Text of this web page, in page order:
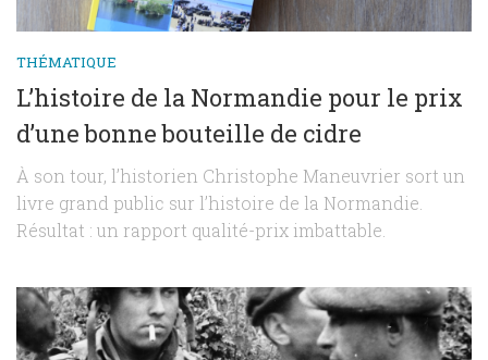
THÉMATIQUE
L’histoire de la Normandie pour le prix
d’une bonne bouteille de cidre
À son tour, l’historien Christophe Maneuvrier sort un
livre grand public sur l’histoire de la Normandie.
Résultat : un rapport qualité-prix imbattable.